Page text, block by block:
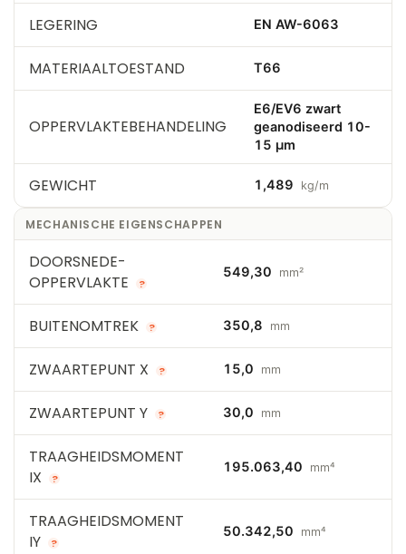
LEGERING EN AW-6063
MATERIAALTOESTAND T66
OPPERVLAKTEBEHANDELING
E6/EV6 zwart
geanodiseerd 10-
15 µm
GEWICHT 1,489 kg/m
MECHANISCHE EIGENSCHAPPEN
DOORSNEDE-
OPPERVLAKTE
?
549,30 mm²
BUITENOMTREK ? 350,8 mm
ZWAARTEPUNT X ? 15,0 mm
ZWAARTEPUNT Y ? 30,0 mm
TRAAGHEIDSMOMENT
IX
?
195.063,40 mm⁴
TRAAGHEIDSMOMENT
IY
?
50.342,50 mm⁴